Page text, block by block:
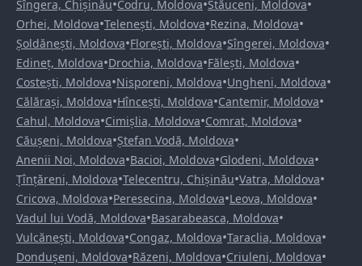
Sîngera, Chișinău•Codru, Moldova•Stăuceni, Moldova•
Orhei, Moldova•Telenești, Moldova•Rezina, Moldova•
Șoldănești, Moldova•Florești, Moldova•Sîngerei, Moldova•
Edineț, Moldova•Drochia, Moldova•Fălești, Moldova•
Costești, Moldova•Nisporeni, Moldova•Ungheni, Moldova•
Călărași, Moldova•Hîncești, Moldova•Cantemir, Moldova•
Cahul, Moldova•Cimișlia, Moldova•Comrat, Moldova•
Căușeni, Moldova•Ștefan Vodă, Moldova•
Anenii Noi, Moldova•Bacioi, Moldova•Glodeni, Moldova•
Țînțăreni, Moldova•Telecentru, Chișinău•Vatra, Moldova•
Cricova, Moldova•Peresecina, Moldova•Leova, Moldova•
Vadul lui Vodă, Moldova•Basarabeasca, Moldova•
Vulcănești, Moldova•Congaz, Moldova•Taraclia, Moldova•
Dondușeni, Moldova•Răzeni, Moldova•Criuleni, Moldova•